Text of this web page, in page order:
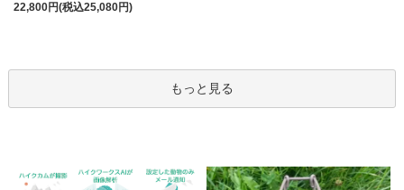
22,800円(税込25,080円)
もっと見る